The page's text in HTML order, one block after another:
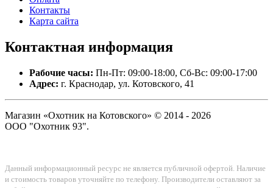
Контакты
Карта сайта
Контактная информация
Рабочие часы: Пн-Пт: 09:00-18:00, Сб-Вс: 09:00-17:00
Адрес: г. Краснодар, ул. Котовского, 41
Магазин «Охотник на Котовского» © 2014 - 2026
ООО "Охотник 93".
Данный информационный ресурс не является публичной офертой. Наличие
и стоимость товаров уточняйте по телефону. Производители оставляют за